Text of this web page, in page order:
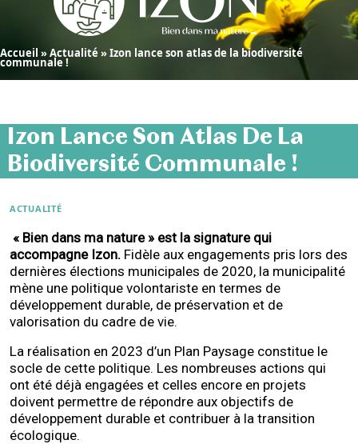
Accueil »Actualité »Izon lance son atlas de la biodiversité
communale !
Izon Lance Son Atlas De La
Biodiversité Communale !
ACTUALITÉ
« Bien dans ma nature » est la signature qui
accompagne Izon. Fidèle aux engagements pris lors des
dernières élections municipales de 2020, la municipalité
mène une politique volontariste en termes de
développement durable, de préservation et de
valorisation du cadre de vie.
La réalisation en 2023 d’un Plan Paysage constitue le
socle de cette politique. Les nombreuses actions qui
ont été déjà engagées et celles encore en projets
doivent permettre de répondre aux objectifs de
développement durable et contribuer à la transition
écologique.